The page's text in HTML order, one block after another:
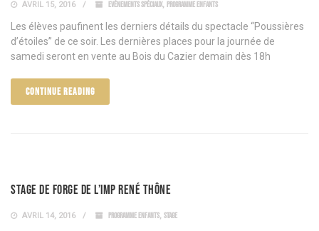
AVRIL 15, 2016 EVÉNEMENTS SPÉCIAUX, PROGRAMME ENFANTS
Les élèves paufinent les derniers détails du spectacle “Poussières
d’étoiles” de ce soir. Les dernières places pour la journée de
samedi seront en vente au Bois du Cazier demain dès 18h
CONTINUE READING
Stage de forge de l’IMP René Thône
AVRIL 14, 2016 PROGRAMME ENFANTS, STAGE